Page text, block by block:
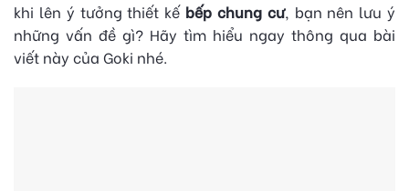
POSTED ON 17 THÁNG
khi lên ý tưởng thiết kế bếp chung cư, bạn nên lưu ý
những vấn đề gì? Hãy tìm hiểu ngay thông qua bài
viết này của Goki nhé.